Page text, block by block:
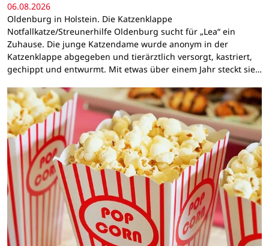
06.08.2026
Oldenburg in Holstein. Die Katzenklappe
Notfallkatze/Streunerhilfe Oldenburg sucht für „Lea“ ein
Zuhause. Die junge Katzendame wurde anonym in der
Katzenklappe abgegeben und tierärztlich versorgt, kastriert,
gechippt und entwurmt. Mit etwas über einem Jahr steckt sie…